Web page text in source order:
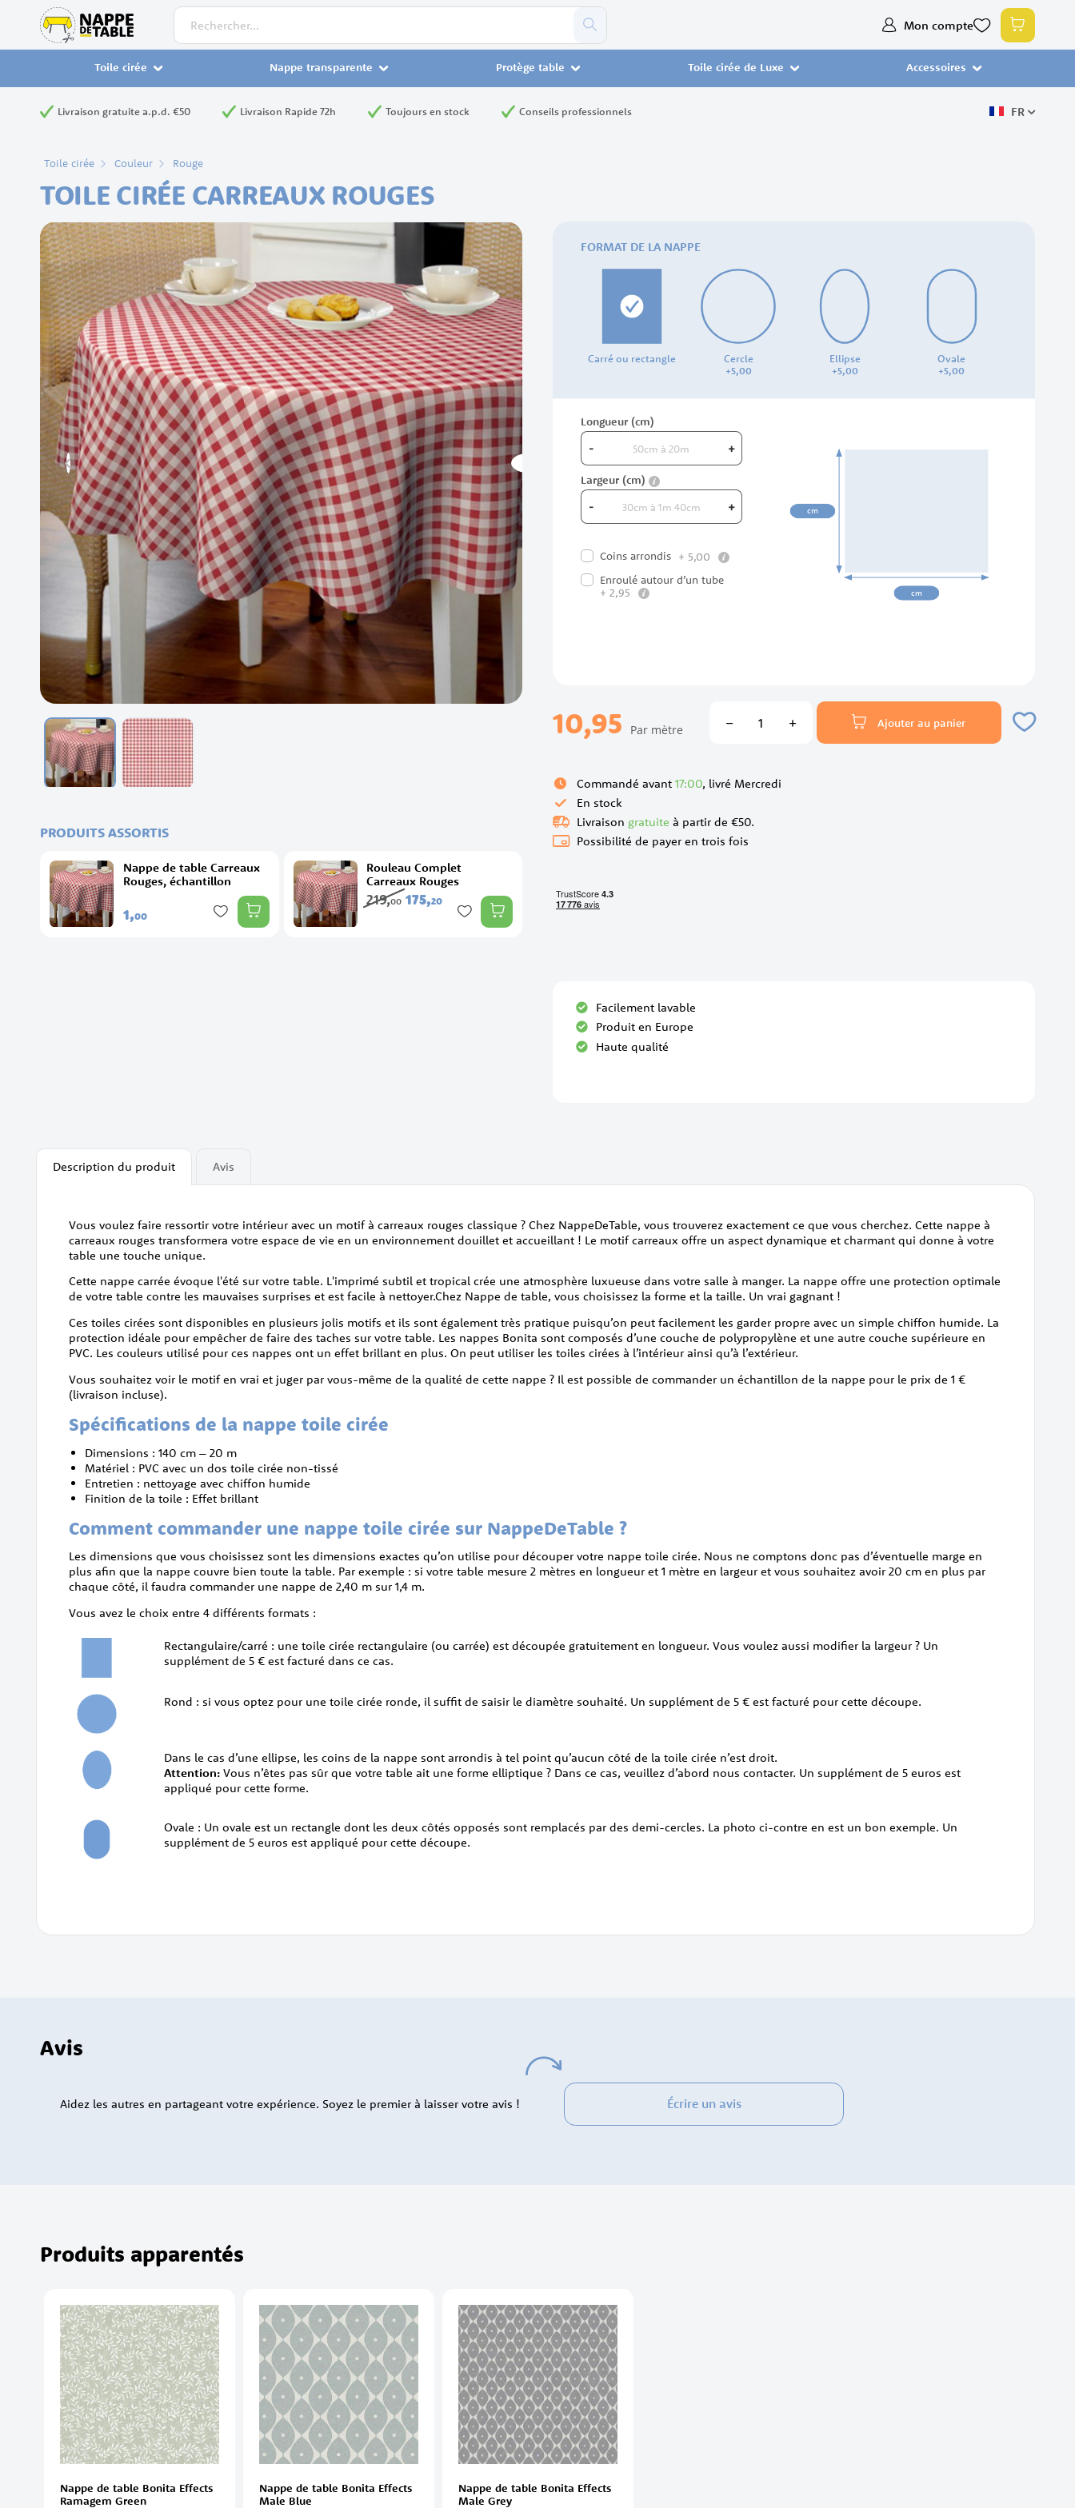
Rechercher
Mon compte
Allez
Mon
Toile cirée Nappe transparente Protège table Toile cirée de Luxe Accessoires
Livraison gratuite a.p.d. €50 Livraison Rapide 72h Toujours en stock Conseils professionnels FR
Toile cirée Couleur Rouge
TOILE CIRÉE CARREAUX ROUGES
Skip
to
the
end
of
the
images
gallery
the
beginning
the
images
gallery
PRODUITS ASSORTIS
Nappe de table Carreaux
Rouges, échantillon
1,00
Rouleau Complet
Carreaux Rouges
175,20
219,00
FORMAT DE LA NAPPE
Carré ou rectangle Cercle
+5,00
Ellipse
+5,00
Ovale
+5,00
Longueur (cm)
- +
Largeur (cm) info
- + cm
cm
Coins arrondis + 5,00 info
Enroulé autour d’un tube
+ 2,95 info
10,95 Par mètre Ajouter au panier
Commandé avant 17:00, livré Mercredi
En stock
Livraison gratuite à partir de €50.
Possibilité de payer en trois fois
Facilement lavable
Produit en Europe
Haute qualité
Description du produit
Vous voulez faire ressortir votre intérieur avec un motif à carreaux rouges classique ? Chez NappeDeTable, vous trouverez exactement ce que vous cherchez. Cette nappe à
carreaux rouges transformera votre espace de vie en un environnement douillet et accueillant ! Le motif carreaux offre un aspect dynamique et charmant qui donne à votre
table une touche unique.
Cette nappe carrée évoque l'été sur votre table. L'imprimé subtil et tropical crée une atmosphère luxueuse dans votre salle à manger. La nappe offre une protection optimale
de votre table contre les mauvaises surprises et est facile à nettoyer.Chez Nappe de table, vous choisissez la forme et la taille. Un vrai gagnant !
Ces toiles cirées sont disponibles en plusieurs jolis motifs et ils sont également très pratique puisqu’on peut facilement les garder propre avec un simple chiffon humide. La
protection idéale pour empêcher de faire des taches sur votre table. Les nappes Bonita sont composés d’une couche de polypropylène et une autre couche supérieure en
PVC. Les couleurs utilisé pour ces nappes ont un effet brillant en plus. On peut utiliser les toiles cirées à l’intérieur ainsi qu’à l’extérieur.
Vous souhaitez voir le motif en vrai et juger par vous-même de la qualité de cette nappe ? Il est possible de commander un échantillon de la nappe pour le prix de 1 €
(livraison incluse).
Spécifications de la nappe toile cirée
Dimensions : 140 cm – 20 m
Matériel : PVC avec un dos toile cirée non-tissé
Entretien : nettoyage avec chiffon humide
Finition de la toile : Effet brillant
Comment commander une nappe toile cirée sur NappeDeTable ?
Les dimensions que vous choisissez sont les dimensions exactes qu’on utilise pour découper votre nappe toile cirée. Nous ne comptons donc pas d’éventuelle marge en
plus afin que la nappe couvre bien toute la table. Par exemple : si votre table mesure 2 mètres en longueur et 1 mètre en largeur et vous souhaitez avoir 20 cm en plus par
chaque côté, il faudra commander une nappe de 2,40 m sur 1,4 m.
Vous avez le choix entre 4 différents formats :
Rectangulaire/carré : une toile cirée rectangulaire (ou carrée) est découpée gratuitement en longueur. Vous voulez aussi modifier la largeur ? Un
supplément de 5 € est facturé dans ce cas.
Rond : si vous optez pour une toile cirée ronde, il suffit de saisir le diamètre souhaité. Un supplément de 5 € est facturé pour cette découpe.
Dans le cas d’une ellipse, les coins de la nappe sont arrondis à tel point qu’aucun côté de la toile cirée n’est droit.
Attention: Vous n’êtes pas sûr que votre table ait une forme elliptique ? Dans ce cas, veuillez d’abord nous contacter. Un supplément de 5 euros est
appliqué pour cette forme.
Ovale : Un ovale est un rectangle dont les deux côtés opposés sont remplacés par des demi-cercles. La photo ci-contre en est un bon exemple. Un
supplément de 5 euros est appliqué pour cette découpe.
Avis
Avis
Écrire un avis
Aidez les autres en partageant votre expérience. Soyez le premier à laisser votre avis !
Produits apparentés
Nappe de table Bonita Effects
Ramagem Green
Nappe de table Bonita Effects
Male Blue
Nappe de table Bonita Effects
Male Grey